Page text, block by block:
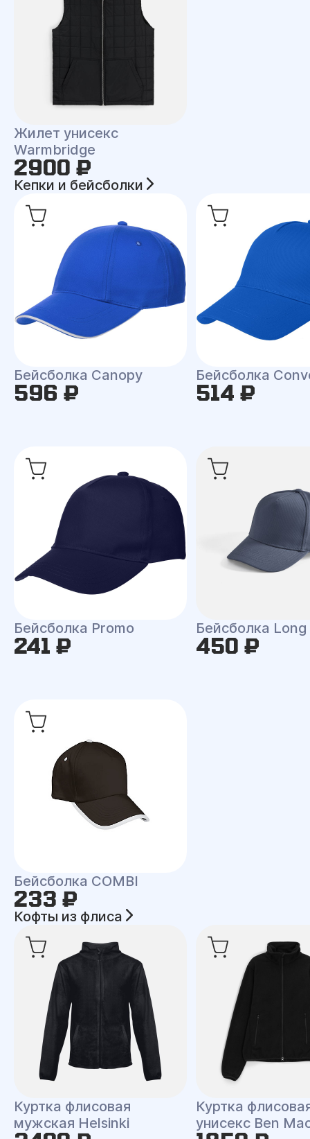
Жилет унисекс
Warmbridge
2900 ₽
Кепки и бейсболки
Бейсболка Canopy
596 ₽
Бейсболка
514 ₽
Бейсболка Promo
241 ₽
Бейсболка
450 ₽
Бейсболка COMBI
233 ₽
Кофты из флиса
Куртка флисовая
мужская Helsinki
Куртка
унисекс Ben